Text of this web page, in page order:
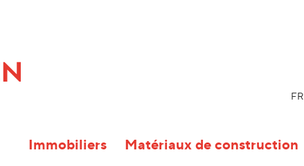
FR
Immobiliers Matériaux de construction